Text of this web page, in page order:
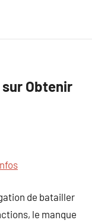
sur Obtenir
de batailler
le manque